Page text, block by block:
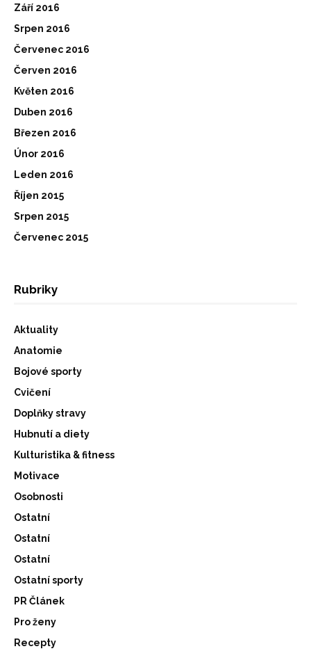
Září 2016
Srpen 2016
Červenec 2016
Červen 2016
Květen 2016
Duben 2016
Březen 2016
Únor 2016
Leden 2016
Říjen 2015
Srpen 2015
Červenec 2015
Rubriky
Aktuality
Anatomie
Bojové sporty
Cvičení
Doplňky stravy
Hubnutí a diety
Kulturistika & fitness
Motivace
Osobnosti
Ostatní
Ostatní
Ostatní
Ostatní sporty
PR Článek
Pro ženy
Recepty